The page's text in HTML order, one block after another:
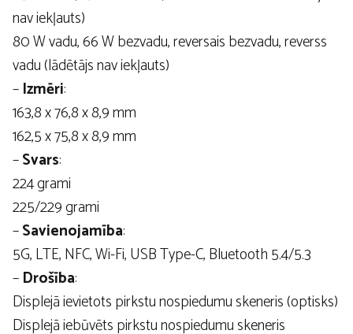
nav iekļauts)
80 W vadu, 66 W bezvadu, reversais bezvadu, reverss
vadu (lādētājs nav iekļauts)
–Izmēri:
163,8 x 76,8 x 8,9 mm
162,5 x 75,8 x 8,9 mm
–Svars:
224 grami
225/229 grami
–Savienojamība:
5G, LTE, NFC, Wi-Fi, USB Type-C, Bluetooth 5.4/5.3
–Drošība:
Displejā ievietots pirkstu nospiedumu skeneris (optisks)
Displejā iebūvēts pirkstu nospiedumu skeneris